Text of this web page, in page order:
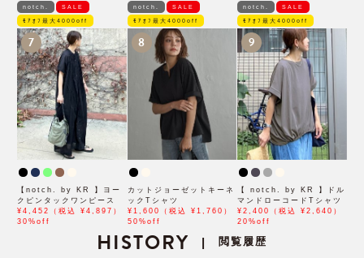
notch. SALE
ﾓｱｵﾌ最大4000off
7
【notch. by KR 】ヨー
クピンタックワンピース
¥4,452（税込 ¥4,897）
30%off
notch. SALE
ﾓｱｵﾌ最大4000off
8
カットジョーゼットキーネ
ックTシャツ
¥1,600（税込 ¥1,760）
50%off
notch. SALE
ﾓｱｵﾌ最大4000off
9
【 notch. by KR 】ドル
マンドローコードTシャツ
¥2,400（税込 ¥2,640）
20%off
HISTORY | 閲覧履歴